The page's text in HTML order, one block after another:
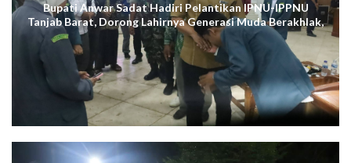
Bupati Anwar Sadat Hadiri Pelantikan IPNU-IPPNU
Tanjab Barat, Dorong Lahirnya Generasi Muda Berakhlak,
Cerdas Digital, dan Berdaya Saing